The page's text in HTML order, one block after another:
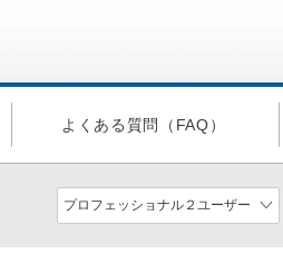
よくある質問（FAQ）